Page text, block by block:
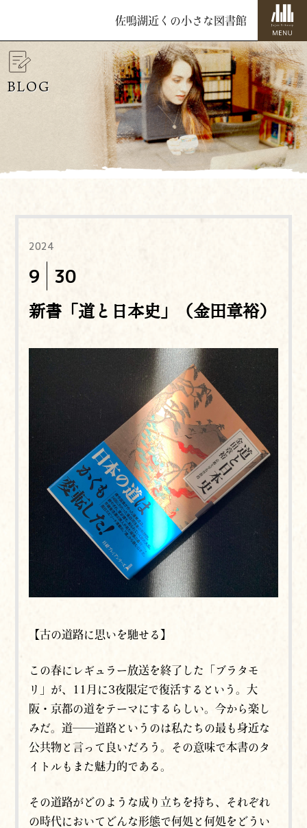
佐鳴湖近くの小さな図書館
BLOG
2024
9 30
新書「道と日本史」（金田章裕）
【古の道路に思いを馳せる】
この春にレギュラー放送を終了した「ブラタモ
リ」が、11月に3夜限定で復活するという。大
阪・京都の道をテーマにするらしい。今から楽し
みだ。道──道路というのは私たちの最も身近な
公共物と言って良いだろう。 その意味で本書のタ
イトルもまた魅力的である。
その道路がどのような成り立ちを持ち、 それぞれ
の時代において どんな形態で何処と何処をどうい